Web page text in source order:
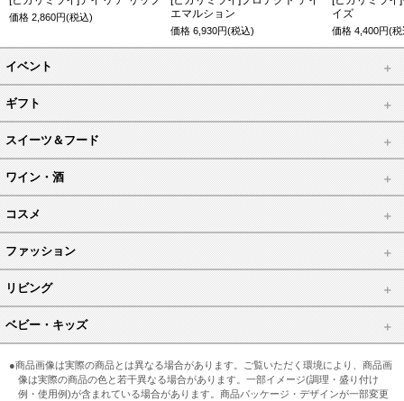
価格 2,860円(税込)
エマルション
価格6,930円(税込)
イズ
価格4,400円(
イベント
ギフト
スイーツ＆フード
ワイン・酒
コスメ
ファッション
リビング
ベビー・キッズ
●商品画像は実際の商品とは異なる場合があります。ご覧いただく環境により、商品画
像は実際の商品の色と若干異なる場合があります。一部イメージ(調理・盛り付け
例・使用例)が含まれている場合があります。商品パッケージ・デザインが一部変更